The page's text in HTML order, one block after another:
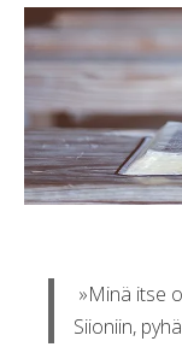
»Minä itse
Siioniin,